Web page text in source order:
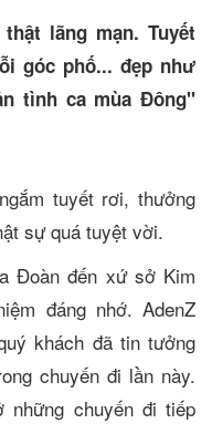
lãng mạn. Tuyết
góc phố... đẹp như
tình ca mùa Đông"
tuyết rơi, thưởng
sự quá tuyệt vời.
Đoàn đến xứ sở Kim
đáng nhớ. AdenZ
khách đã tin tưởng
chuyến đi lần này.
những chuyến đi tiếp